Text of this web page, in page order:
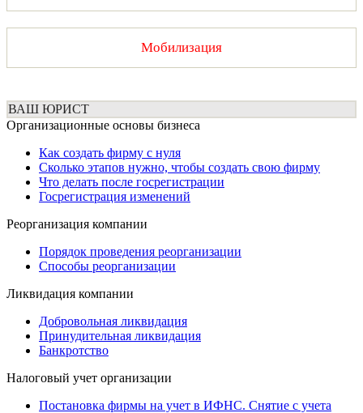
Мобилизация
ВАШ ЮРИСТ
Организационные основы бизнеса
Как создать фирму с нуля
Сколько этапов нужно, чтобы создать свою фирму
Что делать после госрегистрации
Госрегистрация изменений
Реорганизация компании
Порядок проведения реорганизации
Способы реорганизации
Ликвидация компании
Добровольная ликвидация
Принудительная ликвидация
Банкротство
Налоговый учет организации
Постановка фирмы на учет в ИФНС. Снятие с учета